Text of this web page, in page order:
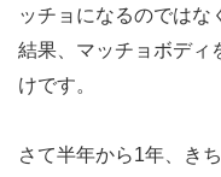
ッチョになるのではな
結果、マッチョボディ
けです。
さて半年から1年、き